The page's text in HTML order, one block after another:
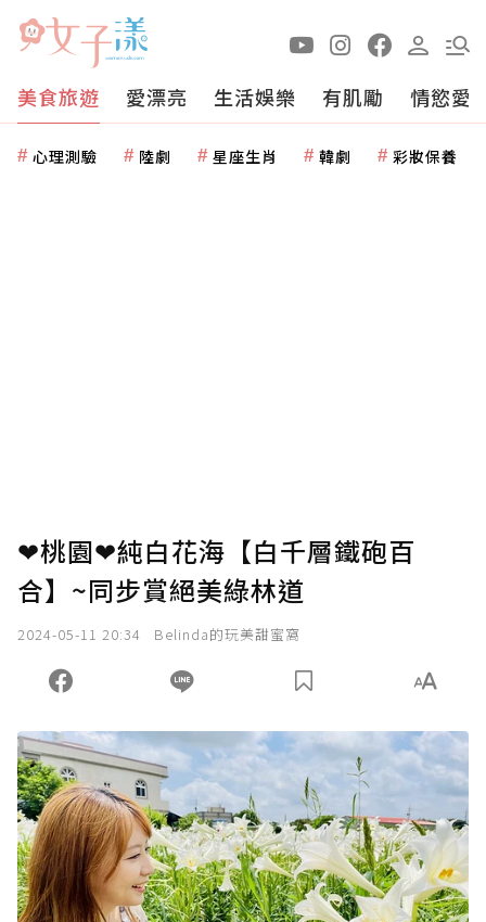
美食旅遊 愛漂亮 生活娛樂 有肌勵 情慾愛
心理測驗 陸劇 星座生肖 韓劇 彩妝保養
❤桃園❤純白花海【白千層鐵砲百
合】~同步賞絕美綠林道
2024-05-11 20:34 Belinda的玩美甜蜜窩